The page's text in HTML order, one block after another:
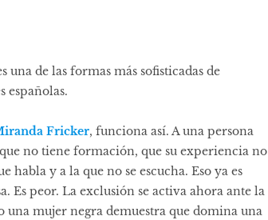
una de las formas más sofisticadas de
españolas.
Fricker, funciona así. A una persona
no tiene formación, que su experiencia no
y a la que no se escucha. Eso ya es
Es peor. La exclusión se activa ahora ante la
mujer negra demuestra que domina una